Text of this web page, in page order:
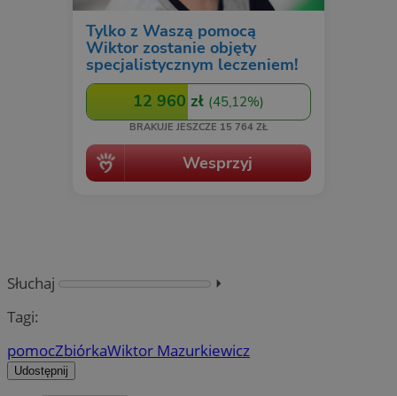
Słuchaj
⏵︎
Tagi:
pomocZbiórkaWiktor Mazurkiewicz
Udostępnij